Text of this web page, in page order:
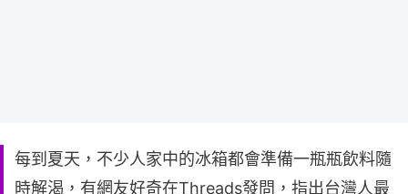
每到夏天，不少人家中的冰箱都會準備一瓶瓶飲料隨
時解渴，有網友好奇在Threads發問，指出台灣人最